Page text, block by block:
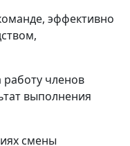
эффективно
работу членов
выполнения
смены